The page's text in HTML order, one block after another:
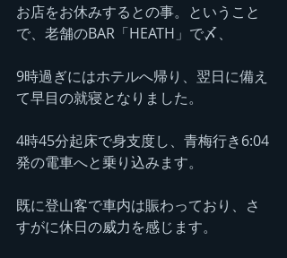
お店をお休みするとの事。ということ
で、老舗のBAR「HEATH」で〆、
9時過ぎにはホテルへ帰り、翌日に備え
て早目の就寝となりました。
4時45分起床で身支度し、青梅行き6:04
発の電車へと乗り込みます。
既に登山客で車内は賑わっており、さ
すがに休日の威力を感じます。